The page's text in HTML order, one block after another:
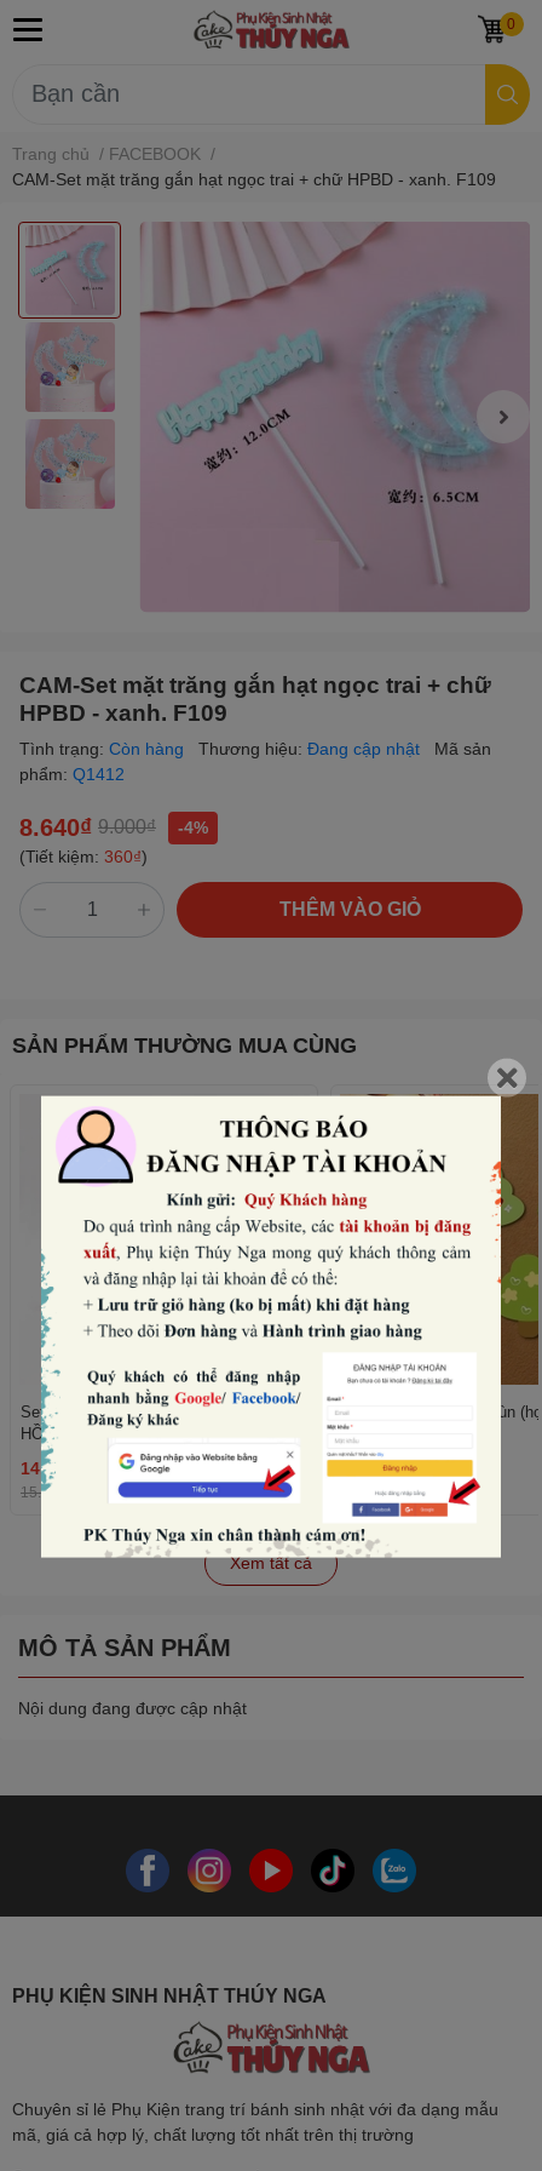
0
Trang chủ / FACEBOOK /
CAM-Set mặt trăng gắn hạt ngọc trai + chữ HPBD - xanh. F109
CAM-Set mặt trăng gắn hạt ngọc trai + chữ
HPBD - xanh. F109
Tình trạng: Còn hàng Thương hiệu: Đang cập nhật
Mã sản
phẩm: Q1412
8.640₫ 9.000₫
-4%
(Tiết kiệm: 360₫)
THÊM VÀO GIỎ
SẢN PHẨM THƯỜNG MUA CÙNG
Set 10 mũ sinh nhật hình vương miện-
HỒNG NHẠT (con voi).
14.400₫
15.000₫
THÊM
Set 50 cây giấy xanh lùn
trái tim).
11.520₫
12.000₫ -4%
Xem tất cả
MÔ TẢ SẢN PHẨM
Nội dung đang được cập nhật
PHỤ KIỆN SINH NHẬT THÚY NGA
Chuyên sỉ lẻ Phụ Kiện trang trí bánh sinh nhật với đa dạng mẫu
mã, giá cả hợp lý, chất lượng tốt nhất trên thị trường